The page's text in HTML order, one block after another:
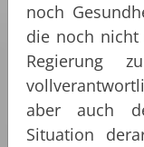
noch
die noch
Regierung
aber auch
Situation